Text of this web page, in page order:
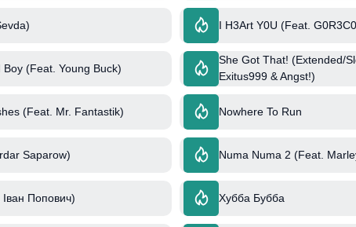
I H3Art Y0U (Feat.
Boy (Feat. Young Buck)
She Got That! (Extended/
Exitus999 & Angst!)
(Feat. Mr. Fantastik) Nowhere To Run
Saparow) Numa Numa 2 (Feat.
Попович) Хубба Бубба